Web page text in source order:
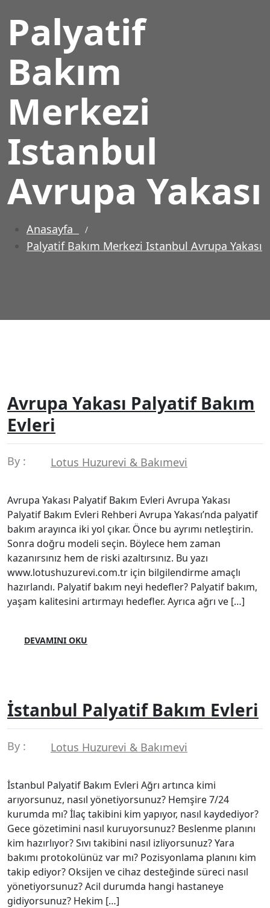
Palyatif
Bakım
Merkezi
Istanbul
Avrupa Yakası
Anasayfa
Palyatif Bakım Merkezi Istanbul Avrupa Yakası
Avrupa Yakası Palyatif Bakım
Evleri
By : Lotus Huzurevi & Bakımevi
Avrupa Yakası Palyatif Bakım Evleri Avrupa Yakası
Palyatif Bakım Evleri Rehberi Avrupa Yakası’nda palyatif
bakım arayınca iki yol çıkar. Önce bu ayrımı netleştirin.
Sonra doğru modeli seçin. Böylece hem zaman
kazanırsınız hem de riski azaltırsınız. Bu yazı
www.lotushuzurevi.com.tr için bilgilendirme amaçlı
hazırlandı. Palyatif bakım neyi hedefler? Palyatif bakım,
yaşam kalitesini artırmayı hedefler. Ayrıca ağrı ve […]
DEVAMINI OKU
İstanbul Palyatif Bakım Evleri
By : Lotus Huzurevi & Bakımevi
İstanbul Palyatif Bakım Evleri Ağrı artınca kimi
arıyorsunuz, nasıl yönetiyorsunuz? Hemşire 7/24
kurumda mı? İlaç takibini kim yapıyor, nasıl kaydediyor?
Gece gözetimini nasıl kuruyorsunuz? Beslenme planını
kim hazırlıyor? Sıvı takibini nasıl izliyorsunuz? Yara
bakımı protokolünüz var mı? Pozisyonlama planını kim
takip ediyor? Oksijen ve cihaz desteğinde süreci nasıl
yönetiyorsunuz? Acil durumda hangi hastaneye
gidiyorsunuz? Hekim […]